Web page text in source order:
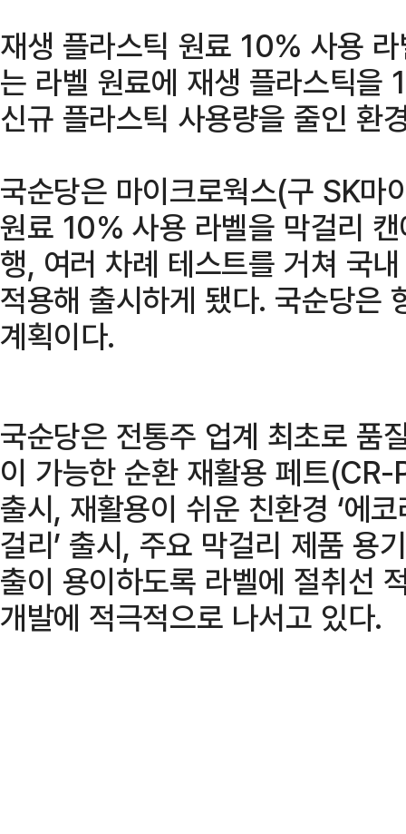
재생 플라스틱 원료 10% 사용
는 라벨 원료에 재생 플라스틱을
신규 플라스틱 사용량을 줄인 환
국순당은 마이크로웍스(구 SK마
원료 10% 사용 라벨을 막걸리
행, 여러 차례 테스트를 거쳐 국
적용해 출시하게 됐다. 국순당은
계획이다.
국순당은 전통주 업계 최초로 품
이 가능한 순환 재활용 페트(CR-
출시, 재활용이 쉬운 친환경 ‘에
걸리’ 출시, 주요 막걸리 제품 용
출이 용이하도록 라벨에 절취선
개발에 적극적으로 나서고 있다.